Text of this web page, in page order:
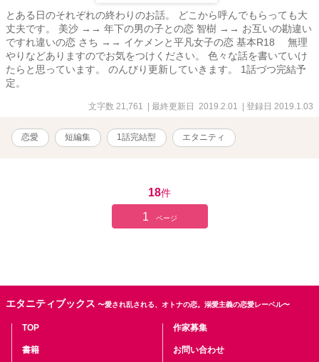
とある日のそれぞれの終わりのお話。 どこから呼んでもらっても大
丈夫です。 美沙 →→ 年下の男の子との恋 智樹 →→ お互いの勘違い
ですれ違いの恋 さち →→ イケメンと平凡女子の恋 基本R18 無理
やりなどありますのでお気をつけください。 色々な話を書いていけ
たらと思っています。 のんびり更新していきます。 1話づつ完結予
定。
文字数 21,761 | 最終更新日 2019.2.01 | 登録日 2019.1.03
恋愛 短編集 1話完結型 エタニティ
18件
1 ページ
エタニティブックス 〜愛され乱される、オトナの恋。溺愛主義の恋愛レーベル〜
TOP
書籍
作家募集
お問い合わせ